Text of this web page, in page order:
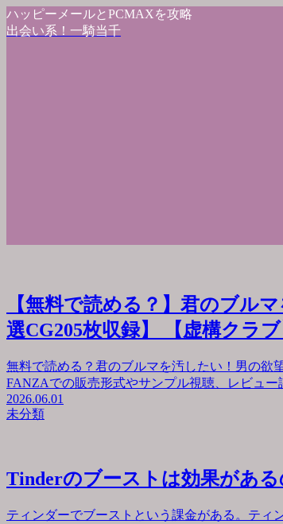
ハッピーメールとPCMAXを攻略
出会い系！一騎当千
【無料で読める？】君のブル
選CG205枚収録】 【虚構クラブ
無料で読める？君のブルマを汚したい！男の欲
FANZAでの販売形式やサンプル視聴、レビュー
2026.06.01
未分類
Tinderのブーストは効果がある
ティンダーでブーストという課金がある。ティ